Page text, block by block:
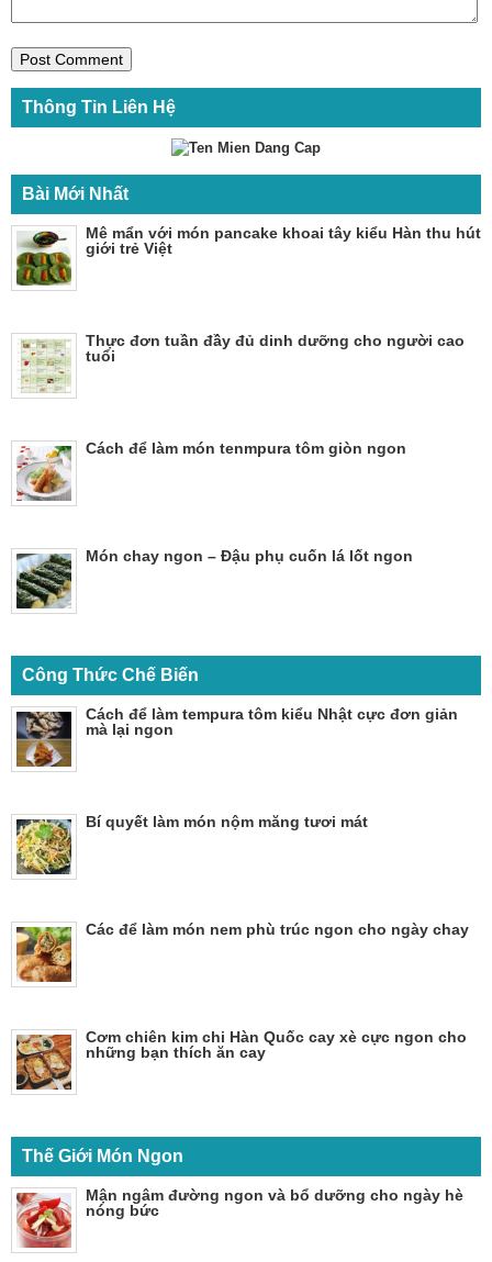
Thông Tin Liên Hệ
Bài Mới Nhất
Mê mẩn với món pancake khoai tây kiểu Hàn thu hút
giới trẻ Việt
Thực đơn tuần đầy đủ dinh dưỡng cho người cao
tuổi
Cách để làm món tenmpura tôm giòn ngon
Món chay ngon – Đậu phụ cuốn lá lốt ngon
Công Thức Chế Biến
Cách để làm tempura tôm kiểu Nhật cực đơn giản
mà lại ngon
Bí quyết làm món nộm măng tươi mát
Các để làm món nem phù trúc ngon cho ngày chay
Cơm chiên kim chi Hàn Quốc cay xè cực ngon cho
những bạn thích ăn cay
Thế Giới Món Ngon
Mận ngâm đường ngon và bổ dưỡng cho ngày hè
nóng bức